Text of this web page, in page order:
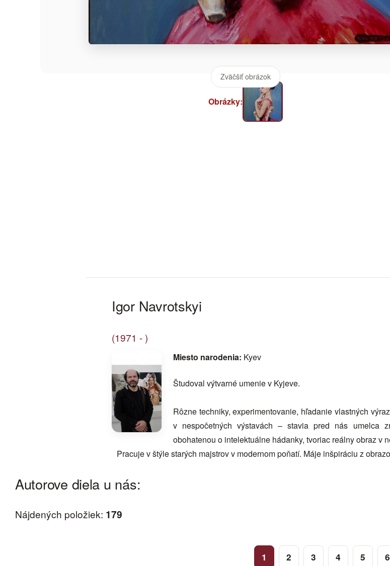
Zväčšiť obrázok
Obrázky:
Igor Navrotskyi
(1971 - )
Miesto narodenia: Kyev
Študoval výtvarné umenie v Kyjeve.
Rôzne techniky, experimentovanie, hľadanie vlastných
v nespočetných výstavách – stavia pred nás umelca
obohatenou o intelektuálne hádanky, tvoriac reálny obraz v
Pracuje v štýle starých majstrov v modernom poňatí. Máje inšpiráciu z
Autorove diela u nás:
Nájdených položiek: 179
1 2 3 4 5 6